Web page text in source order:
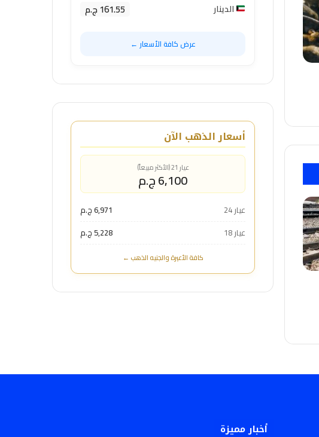
الدينار 161.55 ج.م
عرض كافة الأسعار ←
أسعار الذهب الآن
عيار 21 (الأكثر مبيعاً)
6,100 ج.م
عيار 24
6,971 ج.م
عيار 18
5,228 ج.م
كافة الأعيرة والجنيه الذهب ←
أخبار مميزة